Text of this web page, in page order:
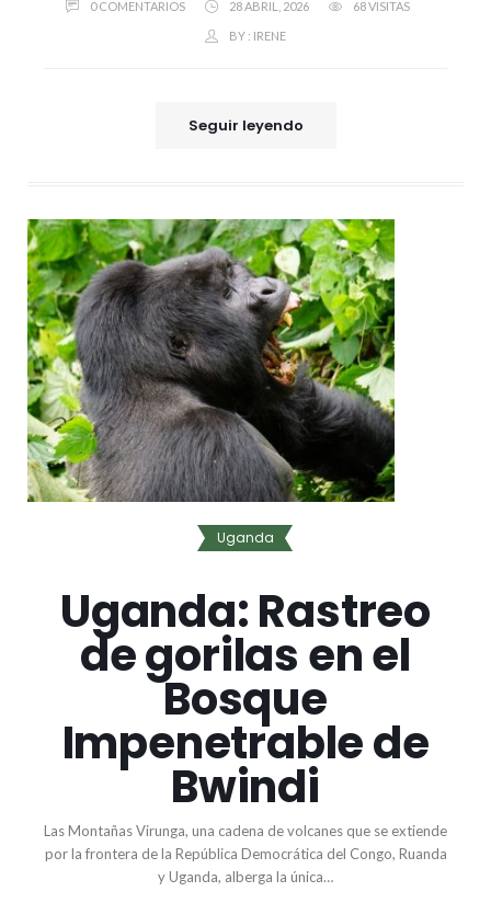
0 COMENTARIOS 28 ABRIL, 2026 68 VISITAS
BY : IRENE
Seguir leyendo
Uganda
Uganda: Rastreo
de gorilas en el
Bosque
Impenetrable de
Bwindi
Las Montañas Virunga, una cadena de volcanes que se extiende
por la frontera de la República Democrática del Congo, Ruanda
y Uganda, alberga la única…